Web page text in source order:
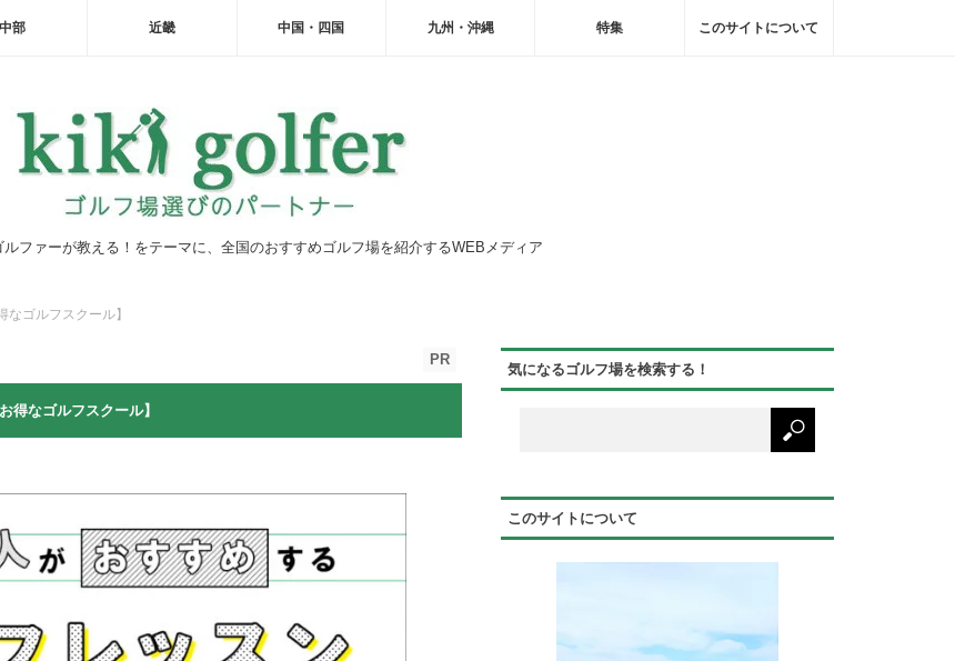
中部 近畿 中国・四国 九州・沖縄 特集 このサイトについて
ファーが教える！をテーマに、全国のおすすめゴルフ場を紹介するWEBメディア
ゴルフスクール】
PR
得なゴルフスクール】
気になるゴルフ場を検索する！
このサイトについて